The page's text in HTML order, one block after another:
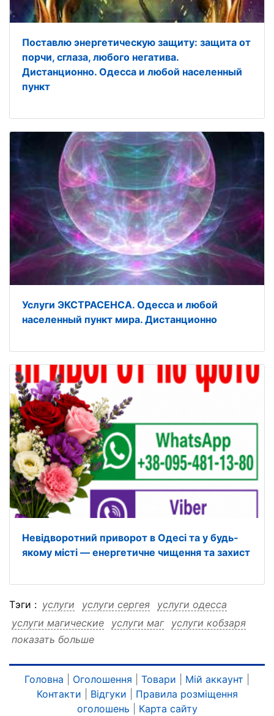
Поставлю энергетическую защиту: защита от
порчи, сглаза, любого негатива.
Дистанционно. Одесса и любой населенный
пункт
Услуги ЭКСТРАСЕНСА. Одесса и любой
населенный пункт мира. Дистанционно
Невідворотний приворот в Одесі та у будь-
якому місті — енергетичне чищення та захист
Тэги : услуги услуги сергея
услуги одесса
услуги магические
услуги маг
услуги кобзаря
услуги адор услуги адор сергея
услуги адор маг
услуги адор кобзаря сергея
сергея услуги
сергея одесса сергея магические
показать больше
Головна Оголошення Товари Мій аккаунт
Контакти
Відгуки
Правила розміщення
оголошень
Карта сайту